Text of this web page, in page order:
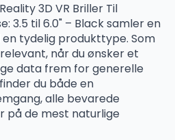
3D VR Briller Til
3.5 til 6.0" – Black samler en
tydelig produkttype. Som
når du ønsker et
data frem for generelle
du både en
alle bevarede
på de mest naturlige